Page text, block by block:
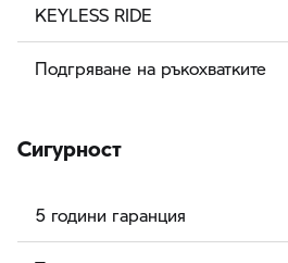
KEYLESS RIDE
Подгряване на ръкохватките
Сигурност
5 години гаранция